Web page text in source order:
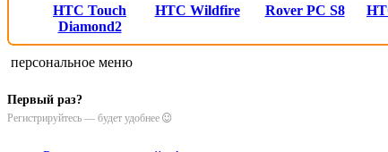
HTC Touch
Diamond2
HTC Wildfire Rover PC S8
персональное меню
Первый раз?
Регистрируйтесь — будет удобнее